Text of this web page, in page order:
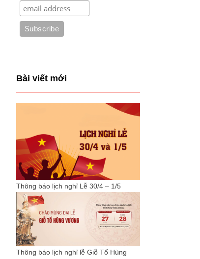
Bài viết mới
Thông báo lịch nghỉ Lễ 30/4 – 1/5
Thông báo lịch nghỉ lễ Giỗ Tổ Hùng